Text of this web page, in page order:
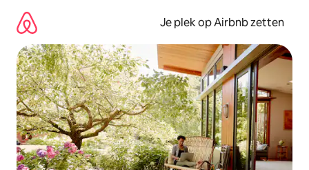
direct
naar
inhoud
Je plek op Airbnb zetten